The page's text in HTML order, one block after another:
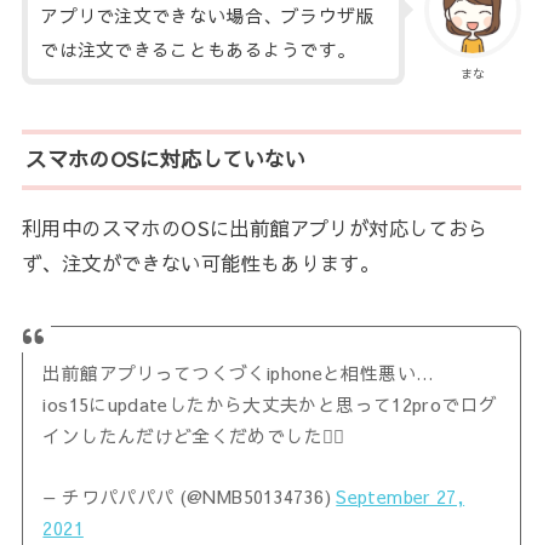
まな
アプリで注文できない場合、ブラウザ版
では注文できることもあるようです。
スマホのOSに対応していない
利用中のスマホのOSに出前館アプリが対応しておら
ず、注文ができない可能性もあります。
出前館アプリってつくづくiphoneと相性悪い…
ios15にupdateしたから大丈夫かと思って12proでログ
インしたんだけど全くだめでした👎🏾
— チワパパパパ (@NMB50134736)September 27,
2021